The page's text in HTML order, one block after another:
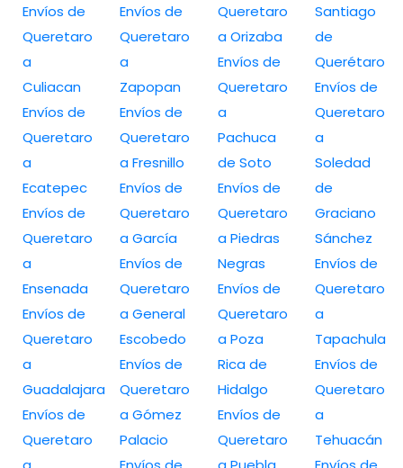
Envíos de
Queretaro
a
Culiacan
Envíos de
Queretaro
a
Ecatepec
Envíos de
Queretaro
a
Ensenada
Envíos de
Queretaro
a
Guadalajara
Envíos de
Queretaro
Envíos de
Queretaro
a
Zapopan
Envíos de
Queretaro
a Fresnillo
Envíos de
Queretaro
a García
Envíos de
Queretaro
a General
Escobedo
Envíos de
Queretaro
a Gómez
Palacio
Queretaro
a Orizaba
Envíos de
Queretaro
a
Pachuca
de Soto
Envíos de
Queretaro
a Piedras
Negras
Envíos de
Queretaro
a Poza
Rica de
Hidalgo
Envíos de
Queretaro
Santiago
de
Querétaro
Envíos de
Queretaro
a
Soledad
de
Graciano
Sánchez
Envíos de
Queretaro
a
Tapachula
Envíos de
Queretaro
a
Tehuacán